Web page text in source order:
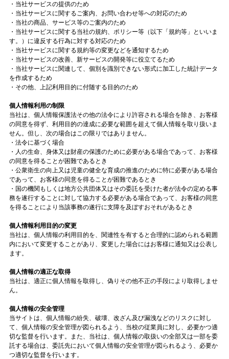
・当社サービスの提供のため
・当社サービスに関するご案内、お問い合わせ等への対応のため
・当社の商品、サービス等のご案内のため
・当社サービスに関する当社の規約、ポリシー等（以下「規約等」といいま
す。）に違反する行為に対する対応のため
・当社サービスに関する規約等の変更などを通知するため
・当社サービスの改善、新サービスの開発等に役立てるため
・当社サービスに関連して、個別を識別できない形式に加工した統計データ
を作成するため
・その他、上記利用目的に付随する目的のため
個人情報利用の制限
当社は、個人情報保護法その他の法令により許容される場合を除き、お客様
の同意を得ず、利用目的の達成に必要な範囲を超えて個人情報を取り扱いま
せん。但し、次の場合はこの限りではありません。
・法令に基づく場合
・人の生命、身体又は財産の保護のために必要がある場合であって、お客様
の同意を得ることが困難であるとき
・公衆衛生の向上又は児童の健全な育成の推進のために特に必要がある場合
であって、お客様の同意を得ることが困難であるとき
・国の機関もしくは地方公共団体又はその委託を受けた者が法令の定める事
務を遂行することに対して協力する必要がある場合であって、お客様の同意
を得ることにより当該事務の遂行に支障を及ぼすおそれがあるとき
個人情報利用目的の変更
当社は、個人情報の利用目的を、関連性を有すると合理的に認められる範囲
内において変更することがあり、変更した場合にはお客様に通知又は公表し
ます。
個人情報の適正な取得
当社は、適正に個人情報を取得し、偽りその他不正の手段により取得しませ
ん。
個人情報の安全管理
当サイトは、個人情報の紛失、破壊、改ざん及び漏洩などのリスクに対し
て、個人情報の安全管理が図られるよう、当校の従業員に対し、必要かつ適
切な監督を行います。また、当社は、個人情報の取扱いの全部又は一部を委
託する場合は、委託先において個人情報の安全管理が図られるよう、必要か
つ適切な監督を行います。